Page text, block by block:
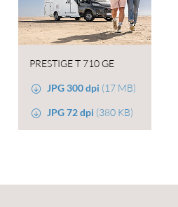
PRESTIGE T 710 GE
JPG 300 dpi (17 MB)
JPG 72 dpi (380 KB)